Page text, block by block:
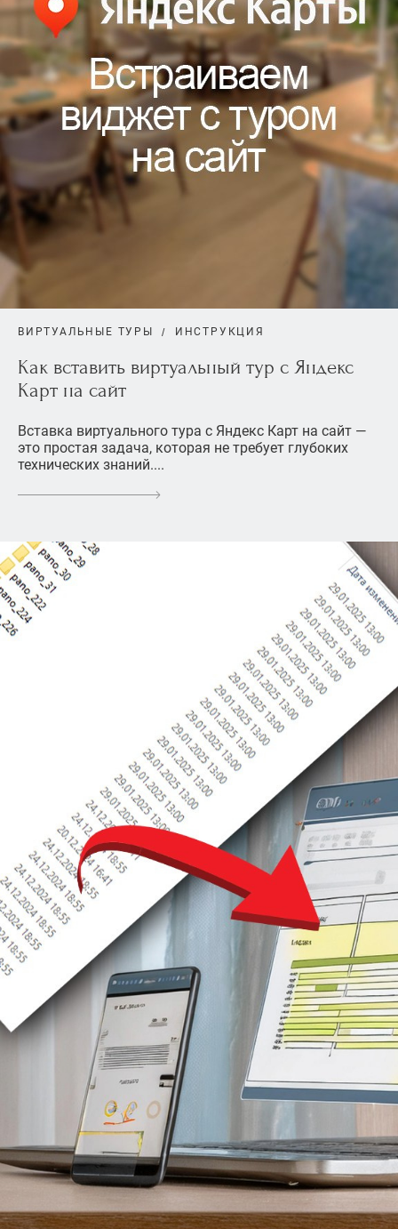
ВИРТУАЛЬНЫЕ ТУРЫ ИНСТРУКЦИЯ
Как вставить виртуальный тур с Яндекс
Карт на сайт
Вставка виртуального тура с Яндекс Карт на сайт —
это простая задача, которая не требует глубоких
технических знаний....